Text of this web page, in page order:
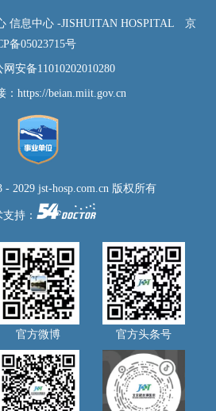
信息中心 -JISHUITAN HOSPITAL
京
备05023715号
网安备11010202010280
： https://beian.miit.gov.cn
2029 jst-hosp.com.cn 版权所有
持：
官方微博 官方头条号